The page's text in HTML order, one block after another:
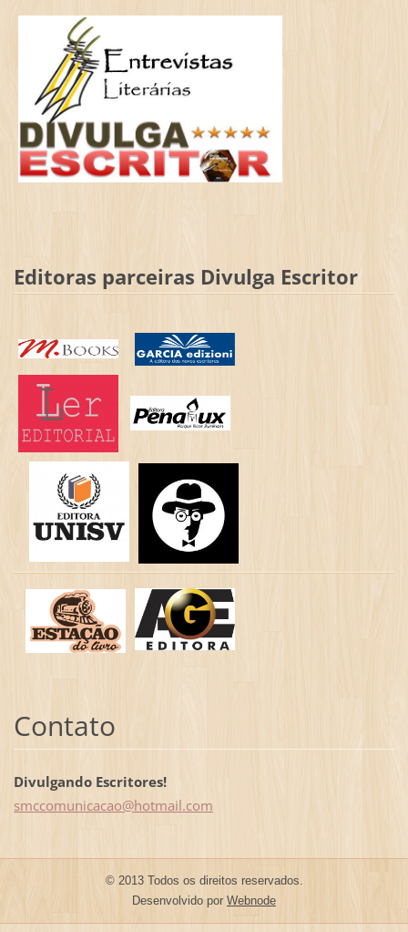
Editoras parceiras Divulga Escritor
Contato
Divulgando Escritores!
smccomunicacao@hotmail.com
© 2013 Todos os direitos reservados.
Desenvolvido por Webnode